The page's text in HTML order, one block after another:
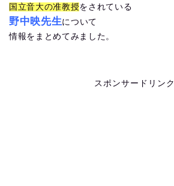
国立音大の准教授をされている
野中映先生について
情報をまとめてみました。
スポンサードリンク